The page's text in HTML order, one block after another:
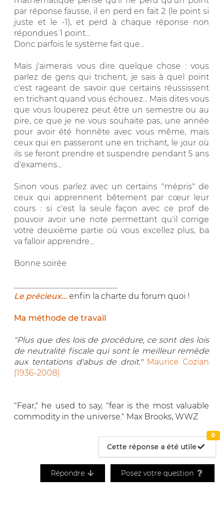
par réponse fausse, il en perd en fait 2 (le point si
juste et le -1), et perd à chaque réponse non
répondues 1 point...
Donc parfois le système fait que...
Mais j'aimerais vous dire quelque chose : vous
parlez de gens qui trichent, je sais à quel point
c'est rageant de savoir que certains réussissent
en trichant quand vous échouez... Mais dites vous
que vous louperez peut être un semestre ou au
pire, ce que je ne vous souhaite pas, une année
pour avoir été honnête avec vous même, mais
ceux qui en passeront une en trichant, le jour où
ils se feront prendre et suspendre pendant 5 ans
d'examens...
Sinon vous parlez avec un certains "mépris" de
ceux qui apprennent bêtement par cœur leur
cours : si c'est la seule façon avec ce prof de
pouvoir avoir une note permettant qu'il corrige
votre deuxième partie où vous excellez plus, ba
va falloir apprendre...
Bonne soirée
Le précieux... enfin la charte du forum quoi !
Ma méthode de travail
"Plus que des lois de procédure, ce sont des lois
de neutralité fiscale qui sont le meilleur remède
aux tentations d'abus de droit." Maurice Cozian
(1936-2008)
"Fear," he used to say, "fear is the most valuable
commodity in the universe." Max Brooks, WWZ
Cette réponse a été utile
0
Répondre Posez votre question